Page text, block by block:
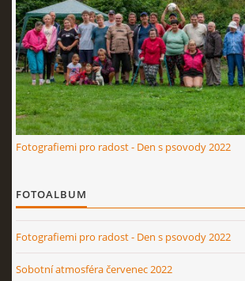
© 2026 eStránky.cz |RSS
Fotografiemi pro radost - Den s psovody 2022
FOTOALBUM
Fotografiemi pro radost - Den s psovody 2022
Sobotní atmosféra červenec 2022